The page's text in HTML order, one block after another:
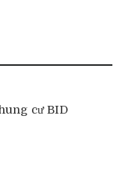
cư BID